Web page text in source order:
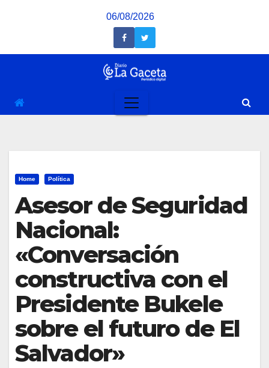
06/08/2026
Home Política
Asesor de Seguridad
Nacional:
«Conversación
constructiva con el
Presidente Bukele
sobre el futuro de El
Salvador»